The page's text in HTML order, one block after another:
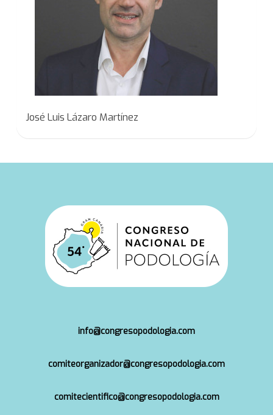
José Luis Lázaro Martínez
info@congresopodologia.com
comiteorganizador@congresopodologia.com
comitecientifico@congresopodologia.com